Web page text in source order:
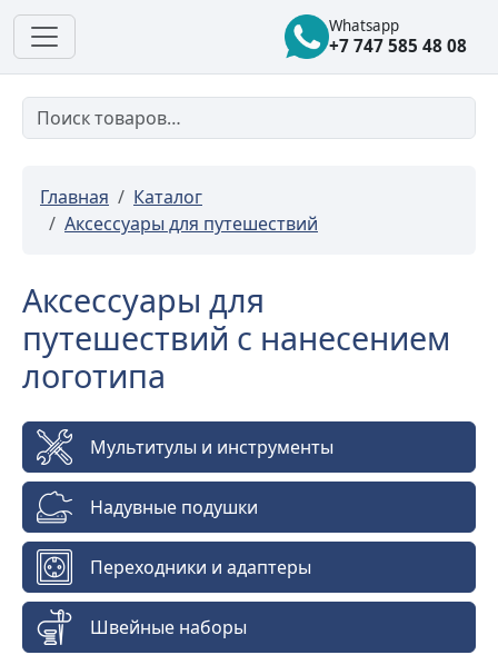
Whatsapp
+7 747 585 48 08
Главная
Каталог
Аксессуары для путешествий
Аксессуары для
путешествий с нанесением
логотипа
Мультитулы и инструменты
Надувные подушки
Переходники и адаптеры
Швейные наборы